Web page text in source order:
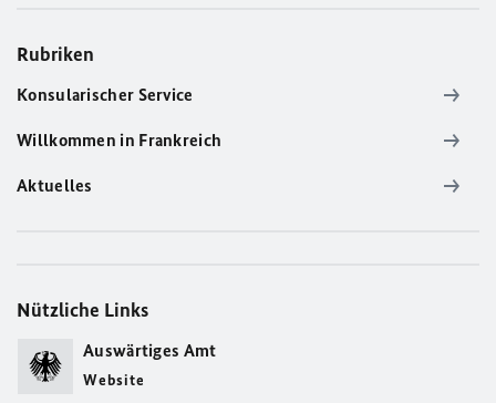
Rubriken
Konsularischer Service
Willkommen in Frankreich
Aktuelles
Nützliche Links
Auswärtiges Amt
Website